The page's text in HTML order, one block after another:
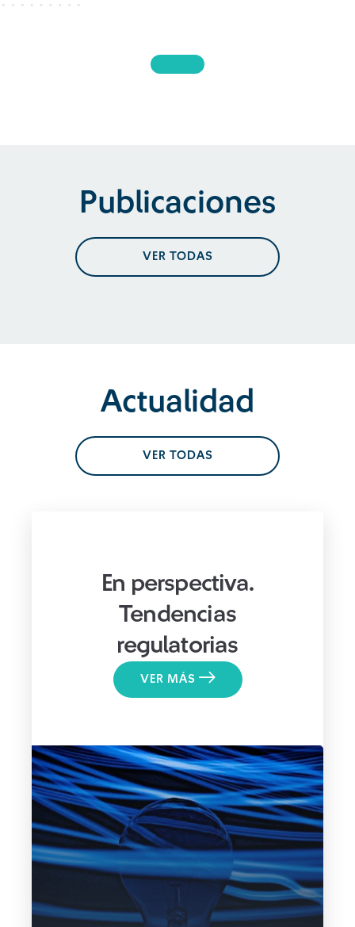
Publicaciones
VER TODAS
Actualidad
VER TODAS
En perspectiva.
Tendencias
regulatorias
VER MÁS